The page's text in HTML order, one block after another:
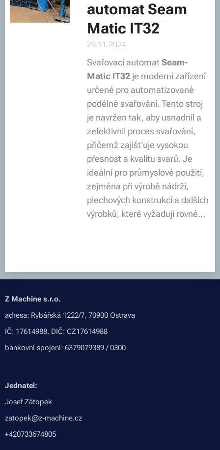
automat Seam
Matic IT32
29.11.2024
Svařovací automatSeam-
Matic IT32je moderní zařízení
určené pro automatizované
podélné svařování. Tento stroj
je navržen tak, aby usnadnil a
zefektivnil proces svařování,
přičemž zajišťuje vysokou
přesnost a kvalitu svarů. Je
ideální pro průmyslové použití,
zejména při výrobě nádrží,
plechových konstrukcí a dalších
výrobků, které vyžadují rovné...
Z Machine s.r.o.
adresa: Rybářská 1222/7, 70900 Ostrava
IČ: 17614988, DIČ: CZ17614988
bankovní spojení: 6379079389 / 0300
Jednatel:
Josef Zátopek
zatopek@z-machine.cz
+420733674805